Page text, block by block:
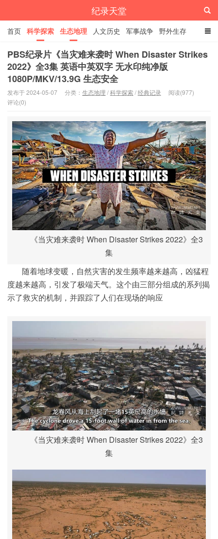
纪录天堂
首页 科学探索 生态地理 人文历史 军事战争 野外生存
经典纪录 4K纪录片 精品资源
PBS纪录片《当灾难来袭时 When Disaster Strikes
2022》全3集 英语中英双字 无水印纯净版
1080P/MKV/13.9G 生态安全
发布于 2024-05-07 分类： 生态地理 /科学探索/经典记录
阅读(977)
评论(0)
《当灾难来袭时 When Disaster Strikes 2022》全3
集
随着地球变暖，自然灾害的发生频率越来越高，凶猛程
度越来越高，引发了极端天气。这个由三部分组成的系列揭
示了救灾的机制，并跟踪了人们在现场的响应
《当灾难来袭时 When Disaster Strikes 2022》全3
集